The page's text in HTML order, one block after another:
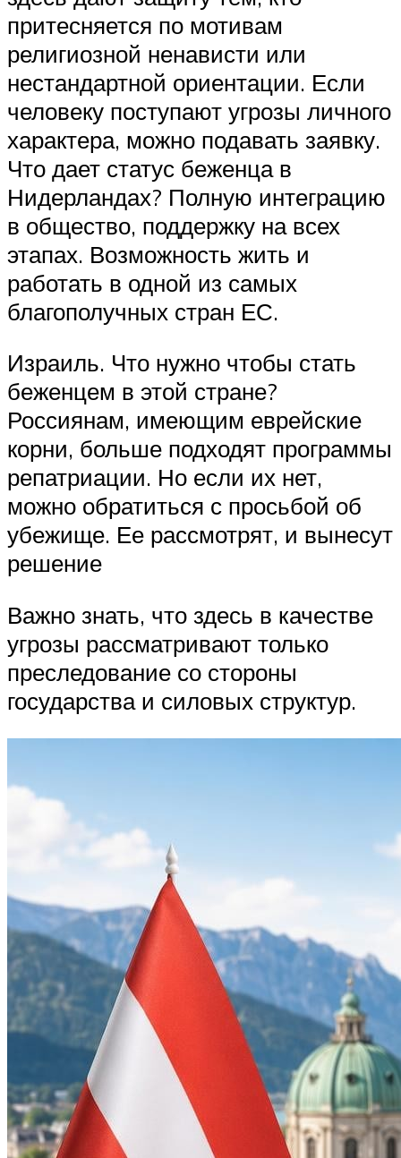
притесняется по мотивам
религиозной ненависти или
нестандартной ориентации. Если
человеку поступают угрозы личного
характера, можно подавать заявку.
Что дает статус беженца в
Нидерландах? Полную интеграцию
в общество, поддержку на всех
этапах. Возможность жить и
работать в одной из самых
благополучных стран ЕС.
Израиль. Что нужно чтобы стать
беженцем в этой стране?
Россиянам, имеющим еврейские
корни, больше подходят программы
репатриации. Но если их нет,
можно обратиться с просьбой об
убежище. Ее рассмотрят, и вынесут
решение
Важно знать, что здесь в качестве
угрозы рассматривают только
преследование со стороны
государства и силовых структур.